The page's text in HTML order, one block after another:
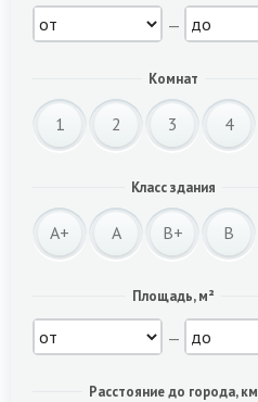
—
Комнат
1 2 3 4
Класс здания
A+ A B+ B
Площадь, м²
—
Расстояние до города, км